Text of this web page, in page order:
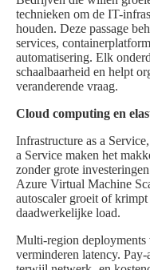
technieken om de IT-
houden. Deze passage
services,
automatisering. Elk
schaalbaarheid en helpt
veranderende vraag.
Cloud computing en
Infrastructure as a
a Service maken het
zonder grote
Azure Virtual Machine
autoscaler groeit of
daadwerkelijke load.
Multi-region deployments
verminderen latency.